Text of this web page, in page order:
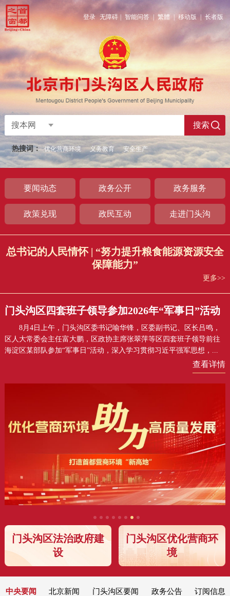
登录 | 智能问答 | 繁體 | 移动版
无障碍 | 长者版
搜本网 搜索
热搜词： 优化营商环境 义务教育 安全生产
要闻动态 政务公开 政务服务
政策兑现 政民互动 走进门头沟
总书记的人民情怀 | “努力提升粮食能源资源安全
保障能力”
更多>>
门头沟区四套班子领导参加2026年“军事日”活动
8月4日上午，门头沟区委书记喻华锋，区委副书记、区长吕鸣，
区人大常委会主任富大鹏，区政协主席张翠萍等区四套班子领导前往
海淀区某部队参加“军事日”活动，深入学习贯彻习近平强军思想，...
查看详情
门头沟区法治政府建
设
门头沟区优化营商环
境
中央要闻 北京新闻 门头沟区要闻 政务公告 订阅信息